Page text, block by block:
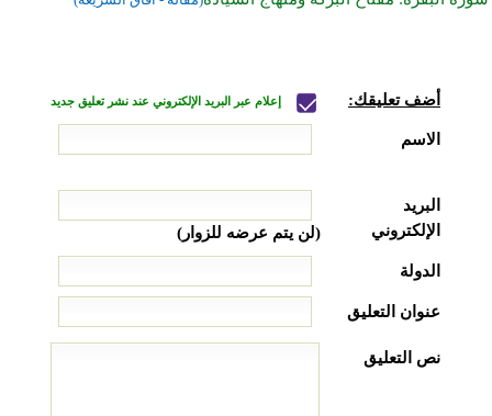
أضف تعليقك: إعلام عبر البريد الإلكتروني عند نشر تعليق جديد
الاسم
البريد
الإلكتروني
(لن يتم عرضه للزوار)
الدولة
عنوان التعليق
نص التعليق